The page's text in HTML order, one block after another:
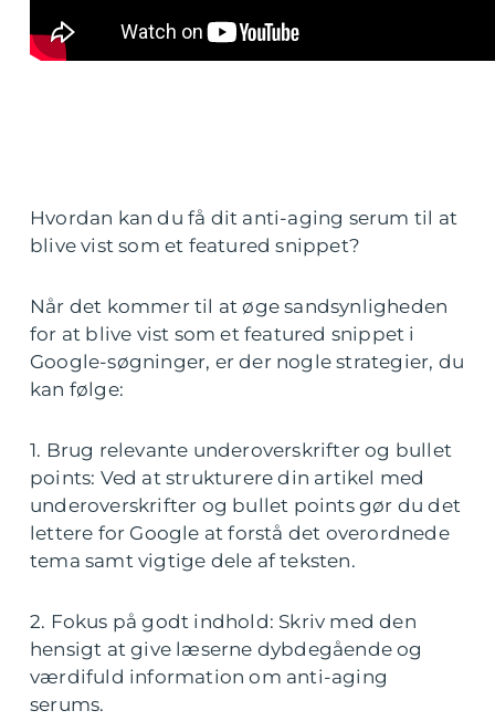
Hvordan kan du få dit anti-aging serum til at
blive vist som et featured snippet?
Når det kommer til at øge sandsynligheden
for at blive vist som et featured snippet i
Google-søgninger, er der nogle strategier, du
kan følge:
1. Brug relevante underoverskrifter og bullet
points: Ved at strukturere din artikel med
underoverskrifter og bullet points gør du det
lettere for Google at forstå det overordnede
tema samt vigtige dele af teksten.
2. Fokus på godt indhold: Skriv med den
hensigt at give læserne dybdegående og
værdifuld information om anti-aging
serums.